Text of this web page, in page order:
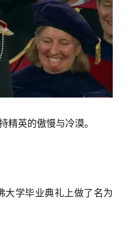
精英的傲慢与冷漠。
大学毕业典礼上做了名为
：特朗普傻眼了！美媒终于承
国反制不撤，巴拿马就别想当物